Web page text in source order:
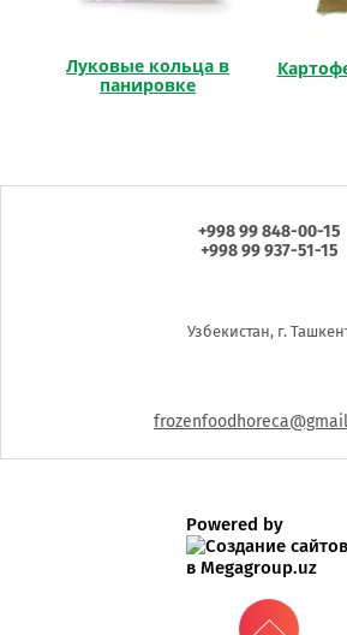
Луковые кольца в
панировке
+998 99 848-00-15
+998 99 937-51-15
Узбекистан, г.
Powered by